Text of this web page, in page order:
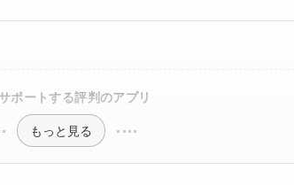
ポートする評判のアプリ
もっと見る